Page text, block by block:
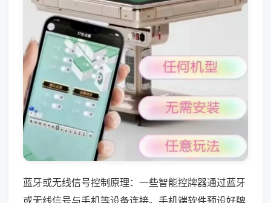
蓝牙或无线信号控制原理：一些智能控牌器通过蓝牙
或无线信号与手机等设备连接。手机端软件预设好牌